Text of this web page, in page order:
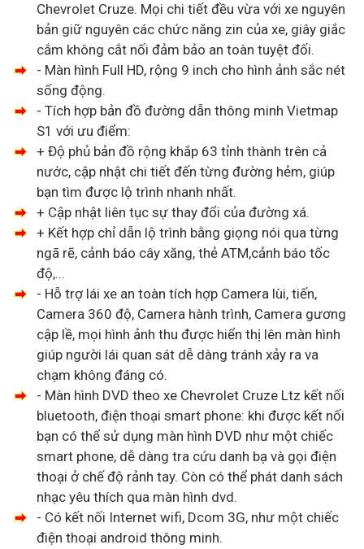
Chevrolet Cruze. Mọi chi tiết đều vừa với xe nguyên
bản giữ nguyên các chức năng zin của xe, giây giắc
cắm không cắt nối đảm bảo an toàn tuyệt đối.
- Màn hình Full HD, rộng 9 inch cho hình ảnh sắc nét
sống động.
- Tích hợp bản đồ đường dẫn thông minh Vietmap
S1 với ưu điểm:
+ Độ phủ bản đồ rộng khắp 63 tỉnh thành trên cả
nước, cập nhật chi tiết đến từng đường hẻm, giúp
bạn tìm được lộ trình nhanh nhất.
+ Cập nhật liên tục sự thay đổi của đường xá.
+ Kết hợp chỉ dẫn lộ trình bằng giọng nói qua từng
ngã rẽ, cảnh báo cây xăng, thẻ ATM,cảnh báo tốc
độ,...
- Hỗ trợ lái xe an toàn tích hợp Camera lùi, tiến,
Camera 360 độ, Camera hành trình, Camera gương
cập lề, mọi hình ảnh thu được hiển thị lên màn hình
giúp người lái quan sát dễ dàng tránh xảy ra va
chạm không đáng có.
- Màn hình DVD theo xe Chevrolet Cruze Ltz kết nối
bluetooth, điện thoại smart phone: khi được kết nối
bạn có thể sử dụng màn hình DVD như một chiếc
smart phone, dễ dàng tra cứu danh bạ và gọi điện
thoại ở chế độ rảnh tay. Còn có thể phát danh sách
nhạc yêu thích qua màn hình dvd.
- Có kết nối Internet wifi, Dcom 3G, như một chiếc
điện thoại android thông minh.